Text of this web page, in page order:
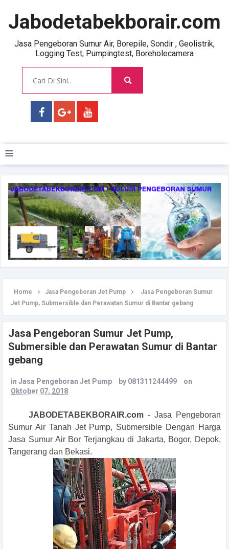
Jabodetabekborair.com
Jasa Pengeboran Sumur Air, Borepile, Sondir , Geolistrik,
Logging Test, Pumpingtest, Boreholecamera
≡
Home Jasa Pengeboran Jet Pump
Jasa Pengeboran Sumur
Jet Pump, Submersible dan Perawatan Sumur di Bantar gebang
Jasa Pengeboran Sumur Jet Pump,
Submersible dan Perawatan Sumur di Bantar
gebang
in Jasa Pengeboran Jet Pump by 081311244499
on
Oktober 07, 2018
JABODETABEKBORAIR.com - Jasa Pengeboran
Sumur Air Tanah Jet Pump, Submersible Dengan Harga
Jasa Sumur Air Bor Terjangkau di Jakarta, Bogor, Depok,
Tangerang dan Bekasi.